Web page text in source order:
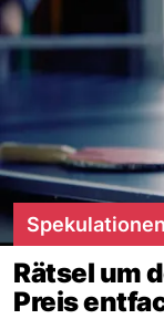
Spekulationen
Rätsel um
Preis